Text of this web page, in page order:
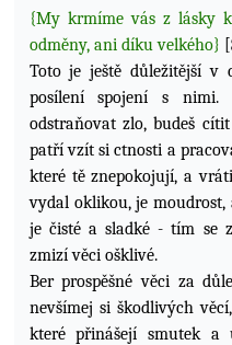
{My krmíme vás z lásky
odměny, ani díku velkého}
Toto je ještě důležitější
posílení spojení s
odstraňovat zlo, budeš
patří vzít si ctnosti a
které tě znepokojují, a
vydal oklikou, je
je čisté a sladké - tím se
zmizí věci ošklivé.
Ber prospěšné věci za
nevšímej si škodlivých
které přinášejí smutek a